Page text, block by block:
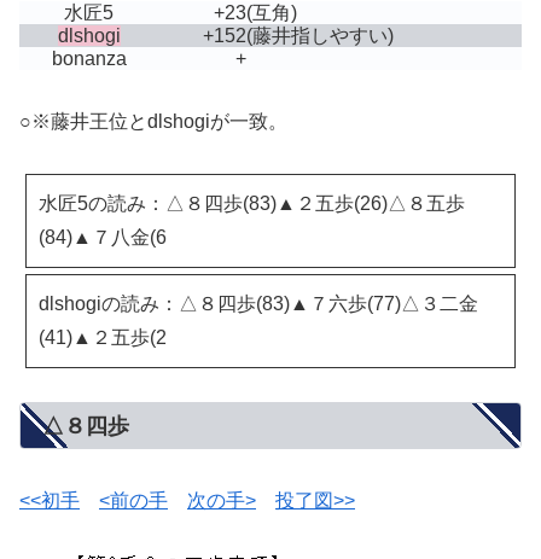
水匠5 +23(互角)
dlshogi
+152(藤井指しやすい)
bonanza
+
○※藤井王位とdlshogiが一致。
水匠5の読み：△８四歩(83)▲２五歩(26)△８五歩
(84)▲７八金(6
dlshogiの読み：△８四歩(83)▲７六歩(77)△３二金
(41)▲２五歩(2
△８四歩
<<初手 <前の手 次の手> 投了図>>